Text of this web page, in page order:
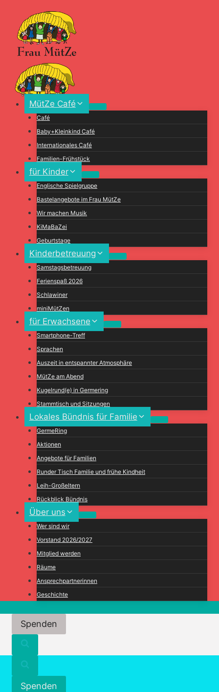
springen
MütZe Café
Café
Baby+Kleinkind Café
Internationales Café
Familien-Frühstück
für Kinder
Englische Spielgruppe
Bastelangebote im Frau MütZe
Wir machen Musik
KiMaBaZei
Geburtstage
Kinderbetreuung
Samstagsbetreuung
Ferienspaß 2026
Schlawiner
miniMütZen
für Erwachsene
Smartphone-Treff
Sprachen
Auszeit in entspannter Atmosphäre
MütZe am Abend
Kugelrund(e) in Germering
Stammtisch und Sitzungen
Lokales Bündnis für Familie
GermeRing
Aktionen
Angebote für Familien
Runder Tisch Familie und frühe Kindheit
Leih-Großeltern
Rückblick Bündnis
Über uns
Wer sind wir
Vorstand 2026/2027
Mitglied werden
Räume
Ansprechpartnerinnen
Geschichte
Spenden
Spenden